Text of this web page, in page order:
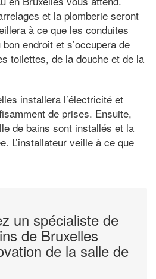
et la plomberie seront
à ce que les conduites
endroit et s’occupera de
toilettes, de la douche et de la
installera l’électricité et
de prises. Ensuite,
de bains sont installés et la
L’installateur veille à ce que
un spécialiste de
de Bruxelles
de la salle de